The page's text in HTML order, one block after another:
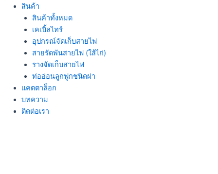
สินค้า
สินค้าทั้งหมด
เคเบิ้ลไทร์
อุปกรณ์จัดเก็บสายไฟ
สายรัดพันสายไฟ (ใส้ไก่)
รางจัดเก็บสายไฟ
ท่ออ่อนลูกฟูกชนิดผ่า
แคตตาล็อก
บทความ
ติดต่อเรา